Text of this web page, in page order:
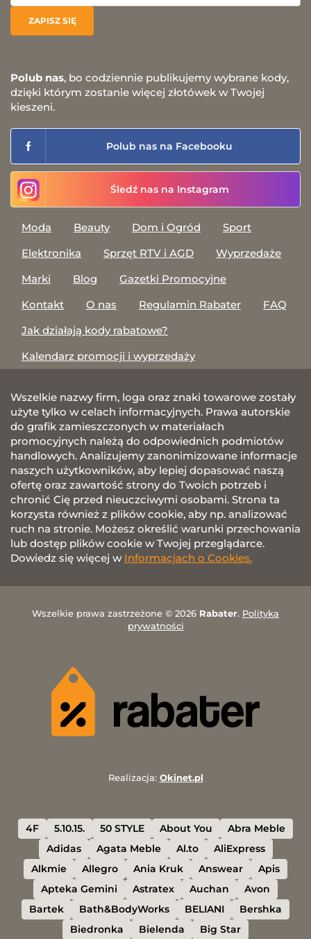
Polub nas, bo codziennie publikujemy wybrane kody,
dzięki którym zostanie więcej złotówek w Twojej
kieszeni.
Polub nas na Facebooku
Śledź nas na Instagram
Moda Beauty Dom i Ogród
Sport
Elektronika
Sprzęt RTV i AGD
Wyprzedaże
Marki
Blog
Gazetki Promocyjne
Kontakt
O nas Regulamin Rabater
FAQ
Jak działają kody rabatowe?
Kalendarz promocji i wyprzedaży
Wszelkie nazwy firm, loga oraz znaki towarowe zostały
użyte tylko w celach informacyjnych. Prawa autorskie
do grafik zamieszczonych w materiałach
promocyjnych należą do odpowiednich podmiotów
handlowych. Analizujemy zanonimizowane informacje
naszych użytkowników, aby lepiej dopasować naszą
ofertę oraz zawartość strony do Twoich potrzeb i
chronić Cię przed nieuczciwymi osobami. Strona ta
korzysta również z plików cookie, aby np. analizować
ruch na stronie. Możesz określić warunki przechowania
lub dostęp plików cookie w Twojej przeglądarce.
Dowiedz się więcej w Informacjach o Cookies.
Wszelkie prawa zastrzeżone © 2026 Rabater. Polityka
prywatności
Realizacja: Okinet.pl
4F 5.10.15. 50 STYLE About You
Abra Meble
Adidas
Agata Meble Al.to
AliExpress
Alkmie
Allegro Ania Kruk Answear
Apis
Apteka Gemini
Astratex Auchan
Avon
Bartek
Bath&BodyWorks BELIANI
Bershka
Biedronka
Bielenda Big Star